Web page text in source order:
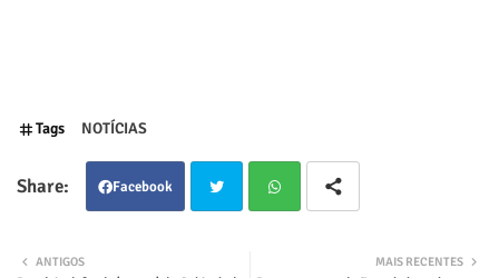
Tags NOTÍCIAS
Facebook
MAIS RECENTES
ANTIGOS